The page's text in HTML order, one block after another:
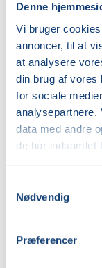
Denne
Vi bruger
annoncer, til at
at analysere
din brug af vores
for sociale
analysepartnere.
data med andre
de har indsamlet
Nødvendig
Præferencer
A
9.00-
9.30
(Almen)
Få pladser
tirs.
Store
Hanne